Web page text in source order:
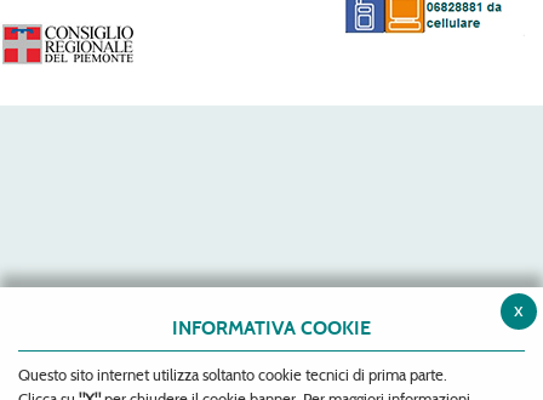
x
INFORMATIVA COOKIE
Questo sito internet utilizza soltanto cookie tecnici di prima parte.